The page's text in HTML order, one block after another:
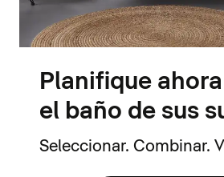
Planifique
el baño de sus
Seleccionar. Combinar.